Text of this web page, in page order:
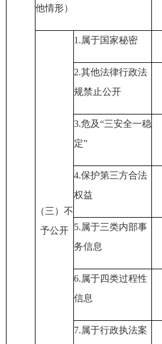
他情形）
（三）不
予公开
1.属于国家秘密
2.其他法律行政法
规禁止公开
3.危及“三安全一稳
定”
4.保护第三方合法
权益
5.属于三类内部事
务信息
6.属于四类过程性
信息
7.属于行政执法案